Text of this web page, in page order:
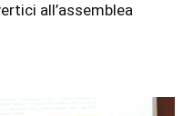
all’assemblea